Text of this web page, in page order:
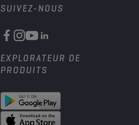
SUIVEZ-NOUS
EXPLORATEUR DE
PRODUITS